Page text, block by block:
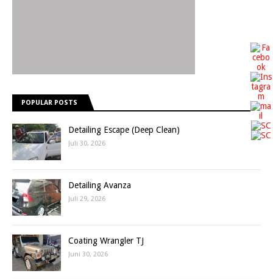
POPULAR POSTS
Detailing Escape (Deep Clean)
Juli 30, 2026
Detailing Avanza
Juli 29, 2026
Coating Wrangler TJ
Juni 30, 2026